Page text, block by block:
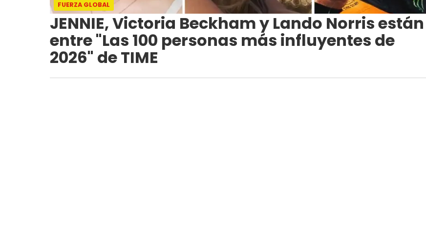
FUERZA GLOBAL
JENNIE, Victoria Beckham y Lando Norris están
entre "Las 100 personas más influyentes de
2026" de TIME